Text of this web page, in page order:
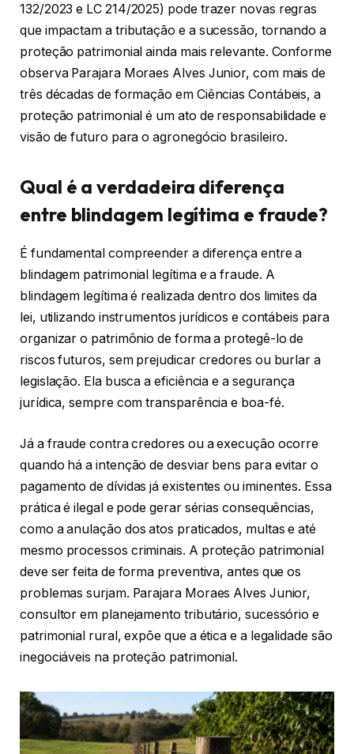
132/2023 e LC 214/2025) pode trazer novas regras
que impactam a tributação e a sucessão, tornando a
proteção patrimonial ainda mais relevante. Conforme
observa Parajara Moraes Alves Junior, com mais de
três décadas de formação em Ciências Contábeis, a
proteção patrimonial é um ato de responsabilidade e
visão de futuro para o agronegócio brasileiro.
Qual é a verdadeira diferença
entre blindagem legítima e fraude?
É fundamental compreender a diferença entre a
blindagem patrimonial legítima e a fraude. A
blindagem legítima é realizada dentro dos limites da
lei, utilizando instrumentos jurídicos e contábeis para
organizar o patrimônio de forma a protegê-lo de
riscos futuros, sem prejudicar credores ou burlar a
legislação. Ela busca a eficiência e a segurança
jurídica, sempre com transparência e boa-fé.
Já a fraude contra credores ou a execução ocorre
quando há a intenção de desviar bens para evitar o
pagamento de dívidas já existentes ou iminentes. Essa
prática é ilegal e pode gerar sérias consequências,
como a anulação dos atos praticados, multas e até
mesmo processos criminais. A proteção patrimonial
deve ser feita de forma preventiva, antes que os
problemas surjam. Parajara Moraes Alves Junior,
consultor em planejamento tributário, sucessório e
patrimonial rural, expõe que a ética e a legalidade são
inegociáveis na proteção patrimonial.